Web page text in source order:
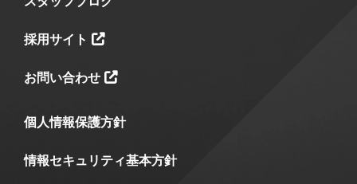
採用サイト
お問い合わせ
個人情報保護方針
情報セキュリティ基本方針